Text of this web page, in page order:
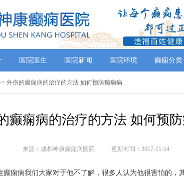
医院医生 医院新闻 医院环境 癫痫分类
外伤的癫痫病的治疗的方法 如何预防癫痫病
癫痫病的治疗的方法 如何预
来源：成都神康癫痫病医院 更新时间：2017-11-14
癫痫病我们大家对于他不了解，很多人认为他很害怕的，